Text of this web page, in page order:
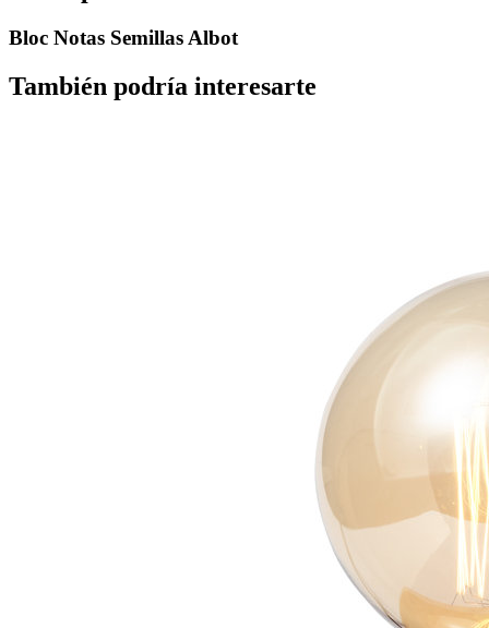
Bloc Notas Semillas Albot
También podría interesarte